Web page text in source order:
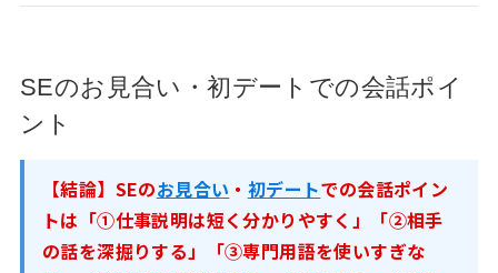
SEのお見合い・初デートでの会話ポイ
ント
【結論】SEのお見合い ・ 初デートでの会話ポイン
トは「①仕事説明は短く分かりやすく」「②相手
の話を深掘りする」「③専門用語を使いすぎな